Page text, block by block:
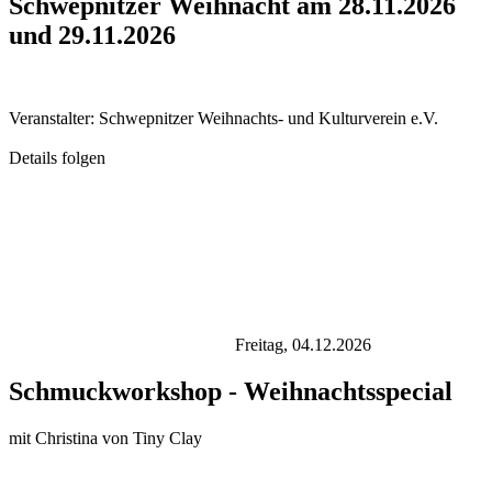
und 29.11.2026
Veranstalter: Schwepnitzer Weihnachts- und Kulturverein e.V.
Details folgen
Freitag, 04.12.2026
Schmuckworkshop - Weihnachtsspecial
mit Christina von Tiny Clay